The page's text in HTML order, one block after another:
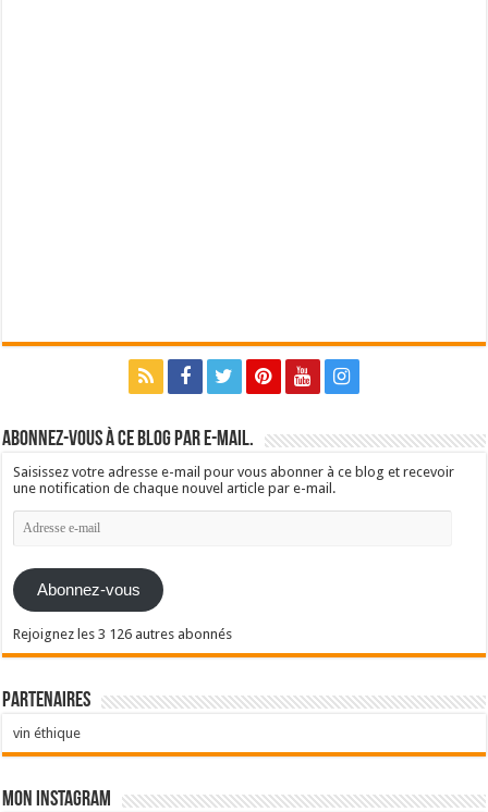
Abonnez-vous à ce blog par e-mail.
Saisissez votre adresse e-mail pour vous abonner à ce blog et recevoir
une notification de chaque nouvel article par e-mail.
Adresse
e-
Abonnez-vous
Rejoignez les 3 126 autres abonnés
Partenaires
vin éthique
Mon Instagram